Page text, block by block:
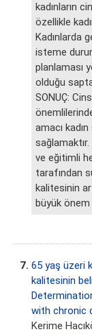
kadınların
özellikle
Kadınlarda
isteme
planlaması
olduğu
SONUÇ:
amacı
ve eğitimli
tarafından
kalitesinin
büyük önem
7. 65 yaş üzeri
kalitesinin
with chronic
Kerime